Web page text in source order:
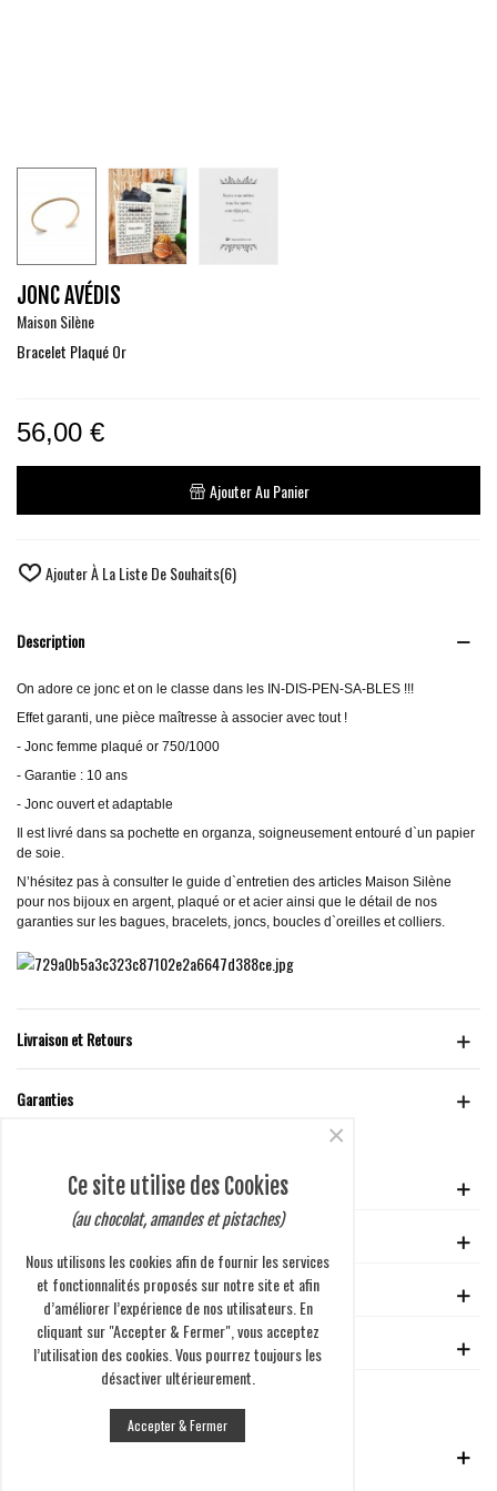
JONC AVÉDIS
Maison Silène
Bracelet Plaqué Or
56,00 €
Ajouter Au Panier
Ajouter À La Liste De Souhaits(6)
Description
On adore ce jonc et on le classe dans les IN-DIS-PEN-SA-BLES !!!
Effet garanti, une pièce maîtresse à associer avec tout !
- Jonc femme plaqué or 750/1000
- Garantie : 10 ans
- Jonc ouvert et adaptable
Il est livré dans sa pochette en organza, soigneusement entouré d`un papier
de soie.
N’hésitez pas à consulter le guide d`entretien des articles Maison Silène
pour nos bijoux en argent, plaqué or et acier ainsi que le détail de nos
garanties sur les bagues, bracelets, joncs, boucles d`oreilles et colliers.
Livraison et Retours
Garanties
VOTRE COMPTE
EN SAVOIR PLUS
ENTREPRISE
Ce site utilise des Cookies
(au chocolat, amandes et pistaches)
Nous utilisons les cookies afin de fournir les services
et fonctionnalités proposés sur notre site et afin
d’améliorer l’expérience de nos utilisateurs. En
cliquant sur "Accepter & Fermer", vous acceptez
l’utilisation des cookies. Vous pourrez toujours les
désactiver ultérieurement.
Accepter & Fermer
×